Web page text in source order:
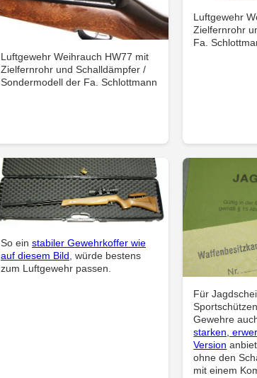
Luftgewehr Weihrauch HW77 mit
Zielfernrohr und Schalldämpfer /
Sondermodell der Fa. Schlottmann
Luftgewehr
Zielfernrohr
Fa.
So ein stabiler Gewehrkoffer wie
auf diesem Bild, würde bestens
zum Luftgewehr passen.
Für
Gewehre
starken,
Version
ohne den
mit einem